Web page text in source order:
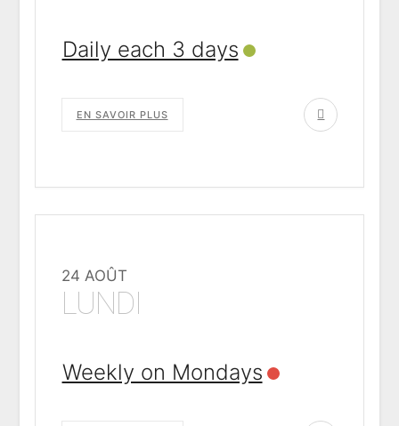
Daily each 3 days
EN SAVOIR PLUS
24 AOÛT
LUNDI
Weekly on Mondays